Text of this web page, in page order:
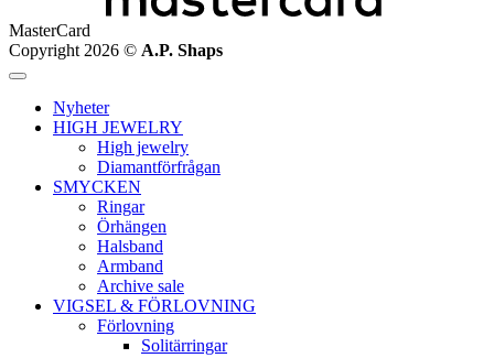
MasterCard
Copyright 2026 © A.P. Shaps
Nyheter
HIGH JEWELRY
High jewelry
Diamantförfrågan
SMYCKEN
Ringar
Örhängen
Halsband
Armband
Archive sale
VIGSEL & FÖRLOVNING
Förlovning
Solitärringar